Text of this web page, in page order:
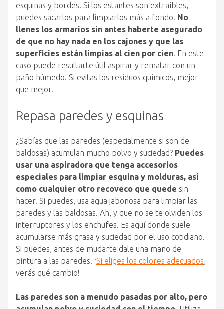
esquinas y bordes. Si los estantes son extraíbles,
puedes sacarlos para limpiarlos más a fondo. No
llenes los armarios sin antes haberte asegurado
de que no hay nada en los cajones y que las
superficies están limpias al cien por cien. En este
caso puede resultarte útil aspirar y rematar con un
paño húmedo. Si evitas los residuos químicos, mejor
que mejor.
Repasa paredes y esquinas
¿Sabías que las paredes (especialmente si son de
baldosas) acumulan mucho polvo y suciedad? Puedes
usar una aspiradora que tenga accesorios
especiales para limpiar esquina y molduras, así
como cualquier otro recoveco que quede sin
hacer. Si puedes, usa agua jabonosa para limpiar las
paredes y las baldosas. Ah, y que no se te olviden los
interruptores y los enchufes. Es aquí donde suele
acumularse más grasa y suciedad por el uso cotidiano.
Si puedes, antes de mudarte dale una mano de
pintura a las paredes. ¡Si eliges los colores adecuados,
verás qué cambio!
Las paredes son a menudo pasadas por alto, pero